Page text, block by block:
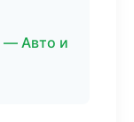
— Авто и